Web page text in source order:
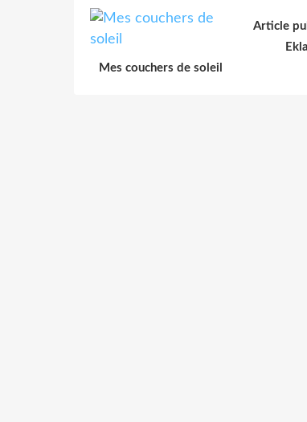
Mes couchers de soleil
Article